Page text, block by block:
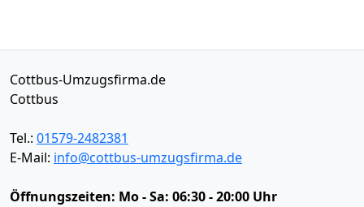
Cottbus-Umzugsfirma.de
Cottbus
Tel.: 01579-2482381
E-Mail: info@cottbus-umzugsfirma.de
Öffnungszeiten: Mo - Sa: 06:30 - 20:00 Uhr